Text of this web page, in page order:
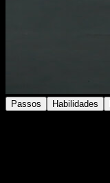
Passos Habilidades